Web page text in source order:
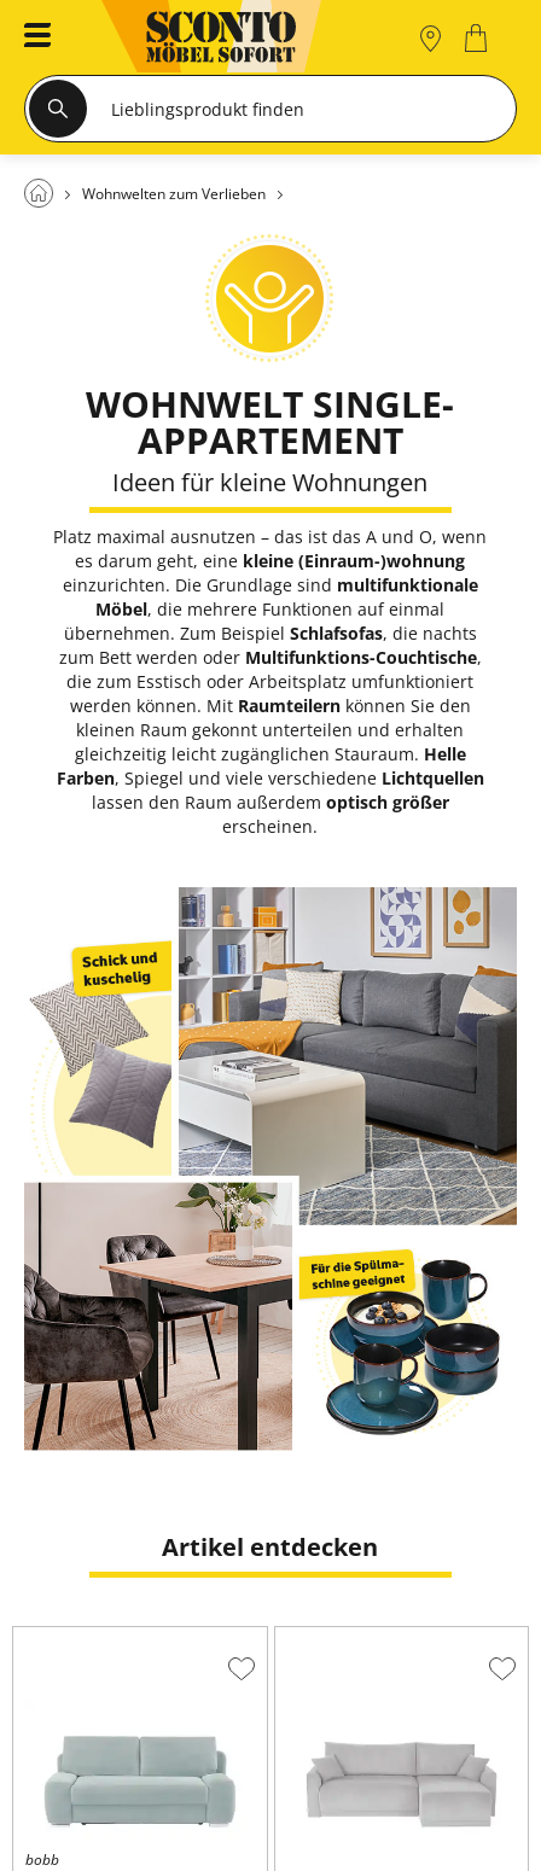
Wohnwelten zum Verlieben
WOHNWELT SINGLE-
APPARTEMENT
Ideen für kleine Wohnungen
Platz maximal ausnutzen – das ist das A und O, wenn
es darum geht, eine kleine (Einraum-)wohnung
einzurichten. Die Grundlage sind multifunktionale
Möbel, die mehrere Funktionen auf einmal
übernehmen. Zum Beispiel Schlafsofas, die nachts
zum Bett werden oder Multifunktions-Couchtische,
die zum Esstisch oder Arbeitsplatz umfunktioniert
werden können. Mit Raumteilernkönnen Sie den
kleinen Raum gekonnt unterteilen und erhalten
gleichzeitig leicht zugänglichen Stauraum. Helle
Farben, Spiegel und viele verschiedene Lichtquellen
lassen den Raum außerdem optisch größer
erscheinen.
Artikel entdecken
bobb
Zur
Zur